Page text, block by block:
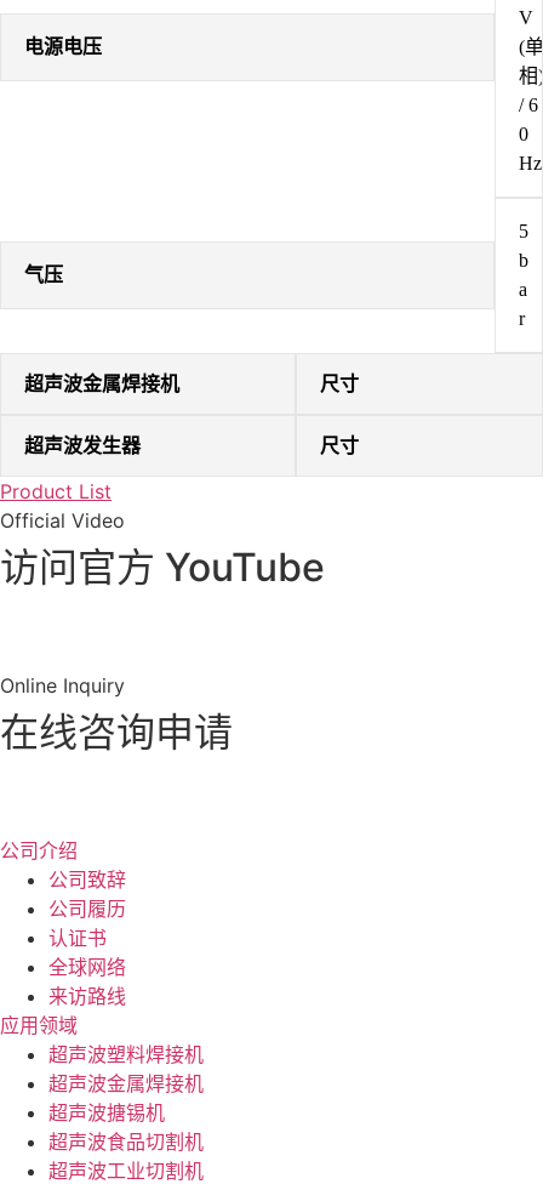
电源电压
V
(单
相)
/ 6
0
Hz
气压
5
b
a
r
超声波金属焊接机 尺寸
超声波发生器 尺寸
Product List
Official Video
访问官方 YouTube
Online Inquiry
在线咨询申请
公司介绍
公司致辞
公司履历
认证书
全球网络
来访路线
应用领域
超声波塑料焊接机
超声波金属焊接机
超声波搪锡机
超声波食品切割机
超声波工业切割机